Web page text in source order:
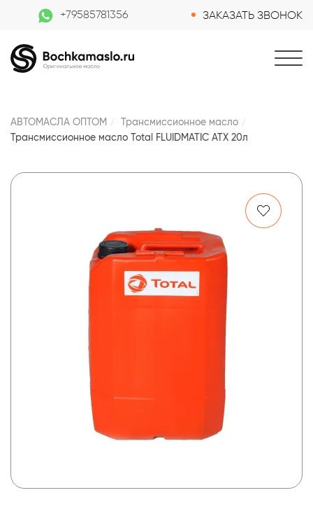
+79585781356 ЗАКАЗАТЬ ЗВОНОК
АВТОМАСЛА ОПТОМ
Трансмиссионное масло
Трансмиссионное масло Total FLUIDMATIC ATX 20л